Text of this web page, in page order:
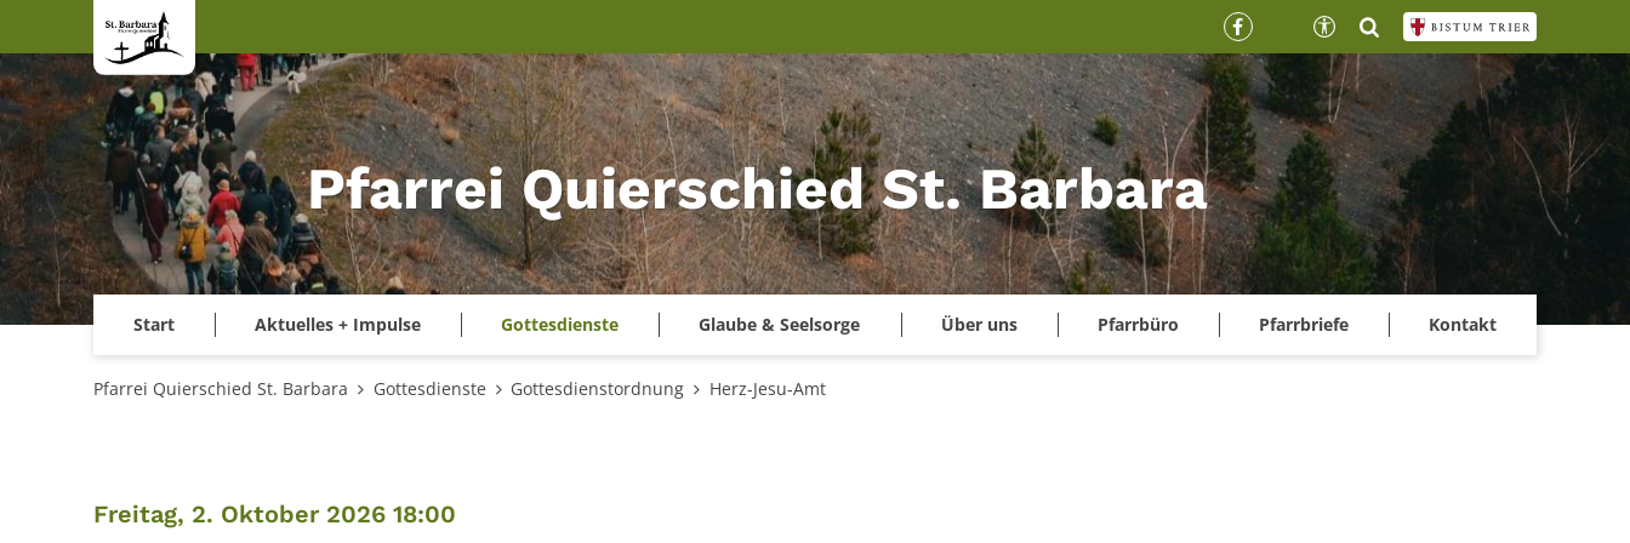
Zum Inhalt springen
Pfarrei Quierschied St. Barbara
Start Aktuelles + Impulse Gottesdienste Glaube & Seelsorge Über uns Pfarrbüro Pfarrbriefe Kontakt
Pfarrei Quierschied St. Barbara Gottesdienste Gottesdienstordnung Herz-Jesu-Amt
Freitag, 2. Oktober 2026 18:00